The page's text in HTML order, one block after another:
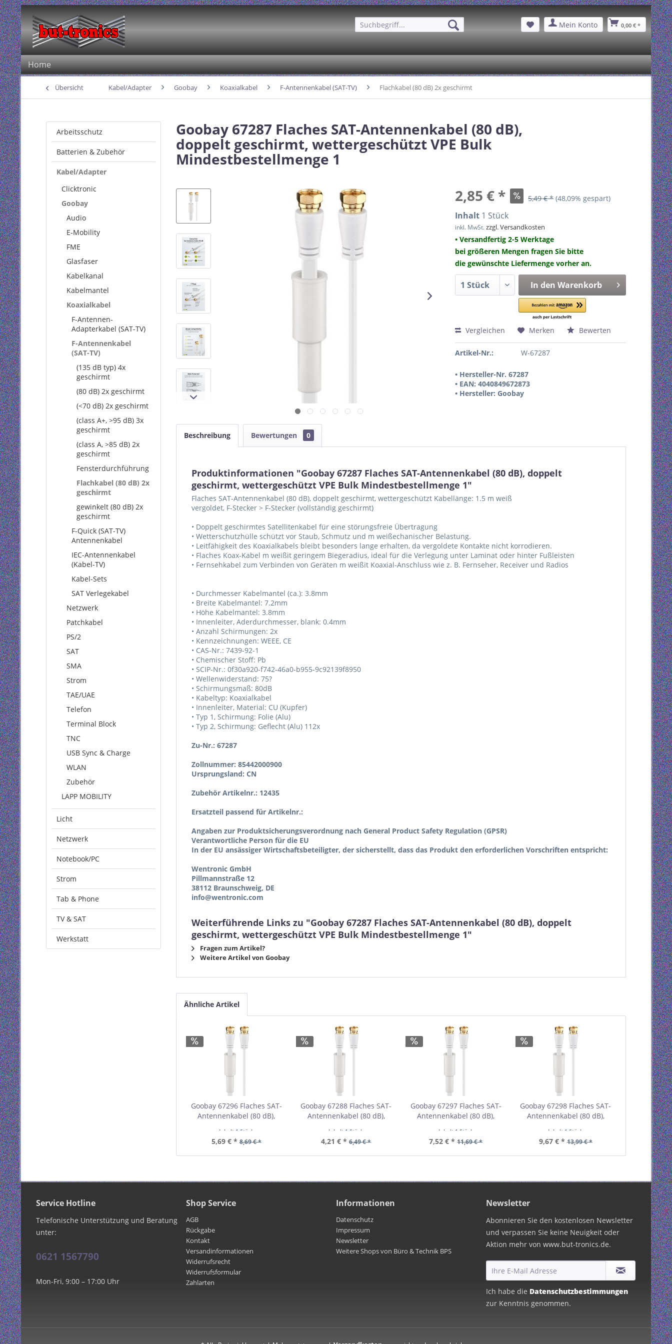
Mein Konto 0,00 € *
Home
Übersicht Kabel/Adapter Goobay Koaxialkabel F-Antennenkabel (SAT-TV) Flachkabel (80 dB) 2x geschirmt
Arbeitsschutz
Batterien & Zubehör
Kabel/Adapter
Clicktronic
Goobay
Audio
E-Mobility
FME
Glasfaser
Kabelkanal
Kabelmantel
Koaxialkabel
F-Antennen-
Adapterkabel (SAT-TV)
F-Antennenkabel
(SAT-TV)
(135 dB typ) 4x
geschirmt
(80 dB) 2x geschirmt
(<70 dB) 2x geschirmt
(class A+, >95 dB) 3x
geschirmt
(class A, >85 dB) 2x
geschirmt
Fensterdurchführung
Flachkabel (80 dB) 2x
geschirmt
gewinkelt (80 dB) 2x
geschirmt
F-Quick (SAT-TV)
Antennenkabel
IEC-Antennenkabel
(Kabel-TV)
Kabel-Sets
SAT Verlegekabel
Netzwerk
Patchkabel
PS/2
SAT
SMA
Strom
TAE/UAE
Telefon
Terminal Block
TNC
USB Sync & Charge
WLAN
Zubehör
LAPP MOBILITY
Licht
Netzwerk
Notebook/PC
Strom
Tab & Phone
TV & SAT
Werkstatt
Goobay 67287 Flaches SAT-Antennenkabel (80 dB),
doppelt geschirmt, wettergeschützt VPE Bulk
Mindestbestellmenge 1
2,85 € *
5,49 € * (48,09% gespart)
Inhalt 1 Stück
inkl. MwSt.zzgl. Versandkosten
• Versandfertig 2-5 Werktage
bei größeren Mengen fragen Sie bitte
die gewünschte Liefermenge vorher an.
In den Warenkorb
Vergleichen Merken Bewerten
Artikel-Nr.: W-67287
• Hersteller-Nr. 67287
• EAN: 4040849672873
• Hersteller: Goobay
Beschreibung Bewertungen 0
Produktinformationen "Goobay 67287 Flaches SAT-Antennenkabel (80 dB), doppelt
geschirmt, wettergeschützt VPE Bulk Mindestbestellmenge 1"
Flaches SAT-Antennenkabel (80 dB), doppelt geschirmt, wettergeschützt Kabellänge: 1.5 m weiß
vergoldet, F-Stecker > F-Stecker (vollständig geschirmt)
• Doppelt geschirmtes Satellitenkabel für eine störungsfreie Übertragung
• Wetterschutzhülle schützt vor Staub, Schmutz und m weißechanischer Belastung.
• Leitfähigkeit des Koaxialkabels bleibt besonders lange erhalten, da vergoldete Kontakte nicht korrodieren.
• Flaches Koax-Kabel m weißit geringem Biegeradius, ideal für die Verlegung unter Laminat oder hinter Fußleisten
• Fernsehkabel zum Verbinden von Geräten m weißit Koaxial-Anschluss wie z. B. Fernseher, Receiver und Radios
• Durchmesser Kabelmantel (ca.): 3.8mm
• Breite Kabelmantel: 7.2mm
• Höhe Kabelmantel: 3.8mm
• Innenleiter, Aderdurchmesser, blank: 0.4mm
• Anzahl Schirmungen: 2x
• Kennzeichnungen: WEEE, CE
• CAS-Nr.: 7439-92-1
• Chemischer Stoff: Pb
• SCIP-Nr.: 0f30a920-f742-46a0-b955-9c92139f8950
• Wellenwiderstand: 75?
• Schirmungsmaß: 80dB
• Kabeltyp: Koaxialkabel
• Innenleiter, Material: CU (Kupfer)
• Typ 1, Schirmung: Folie (Alu)
• Typ 2, Schirmung: Geflecht (Alu) 112x
Zu-Nr.: 67287
Zollnummer: 85442000900
Ursprungsland: CN
Zubehör Artikelnr.: 12435
Ersatzteil passend für Artikelnr.:
Angaben zur Produktsicherungsverordnung nach General Product Safety Regulation (GPSR)
Verantwortliche Person für die EU
In der EU ansässiger Wirtschaftsbeteiligter, der sicherstellt, dass das Produkt den erforderlichen Vorschriften entspricht:
Wentronic GmbH
Pillmannstraße 12
38112 Braunschweig, DE
info@wentronic.com
Weiterführende Links zu "Goobay 67287 Flaches SAT-Antennenkabel (80 dB), doppelt
geschirmt, wettergeschützt VPE Bulk Mindestbestellmenge 1"
Fragen zum Artikel?
Weitere Artikel von Goobay
Ähnliche Artikel
Goobay 67296 Flaches SAT-
Antennenkabel (80 dB),
Mindestbestellmenge 1
Inhalt 1 Stück
5,69 € * 8,69 € *
Goobay 67288 Flaches SAT-
Antennenkabel (80 dB),
Mindestbestellmenge 1
Inhalt 1 Stück
4,21 € * 6,49 € *
Goobay 67297 Flaches SAT-
Antennenkabel (80 dB),
Mindestbestellmenge 1
Inhalt 1 Stück
7,52 € * 11,69 € *
Goobay 67298 Flaches SAT-
Antennenkabel (80 dB),
Mindestbestellmenge 1
Inhalt 1 Stück
9,67 € * 13,99 € *
Service Hotline
Telefonische Unterstützung und Beratung
unter:
0621 1567790
Mon-Fri, 9:00 – 17:00 Uhr
Shop Service
AGB
Rückgabe
Kontakt
Versandinformationen
Widerrufsrecht
Widerrufsformular
Zahlarten
Informationen
Datenschutz
Impressum
Newsletter
Weitere Shops von Büro & Technik BPS
Newsletter
Abonnieren Sie den kostenlosen Newsletter
und verpassen Sie keine Neuigkeit oder
Aktion mehr von www.but-tronics.de.
Ich habe die Datenschutzbestimmungen
zur Kenntnis genommen.